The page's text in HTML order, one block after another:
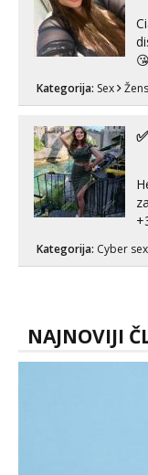
tijelu
Kategorija: Sex
Kategorija: Cyber sex
NAJNOVIJI